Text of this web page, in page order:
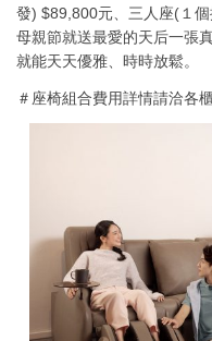
發) $89,800元、三人座(１
母親節就送最愛的天后一張
就能天天優雅、時時放鬆。
＃座椅組合費用詳情請洽各